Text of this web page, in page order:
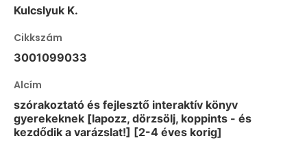
Kulcslyuk K.
Cikkszám
3001099033
Alcím
szórakoztató és fejlesztő interaktív könyv
gyerekeknek [lapozz, dörzsölj, koppints - és
kezdődik a varázslat!] [2-4 éves korig]